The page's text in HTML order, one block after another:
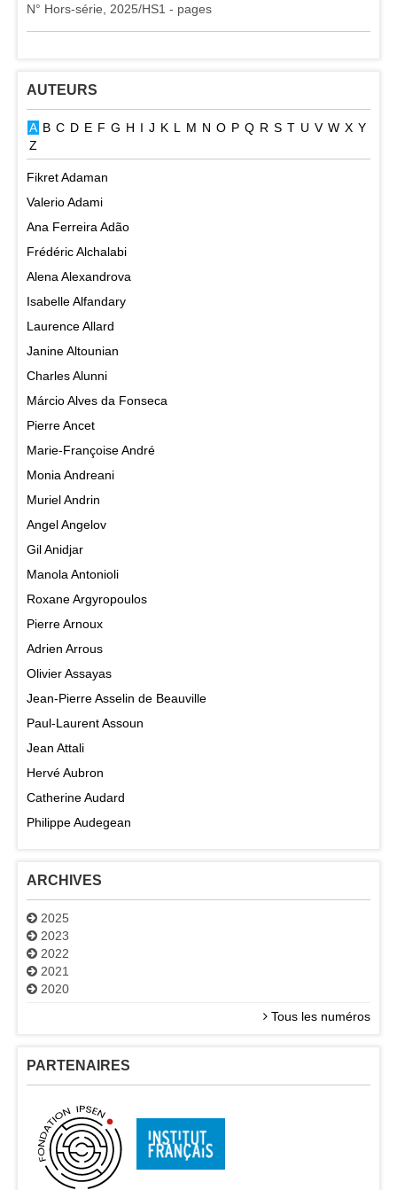
N° Hors-série, 2025/HS1 - pages
AUTEURS
A B C D E F G H I J K L M N O P Q R S T U V W X Y
Z
Fikret Adaman
Valerio Adami
Ana Ferreira Adão
Frédéric Alchalabi
Alena Alexandrova
Isabelle Alfandary
Laurence Allard
Janine Altounian
Charles Alunni
Márcio Alves da Fonseca
Pierre Ancet
Marie-Françoise André
Monia Andreani
Muriel Andrin
Angel Angelov
Gil Anidjar
Manola Antonioli
Roxane Argyropoulos
Pierre Arnoux
Adrien Arrous
Olivier Assayas
Jean-Pierre Asselin de Beauville
Paul-Laurent Assoun
Jean Attali
Hervé Aubron
Catherine Audard
Philippe Audegean
ARCHIVES
2025
2023
2022
2021
2020
Tous les numéros
PARTENAIRES